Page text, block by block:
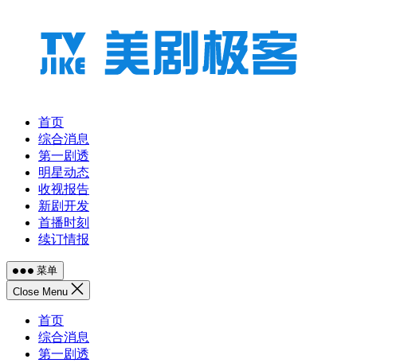
首页
综合消息
第一剧透
明星动态
收视报告
新剧开发
首播时刻
续订情报
菜单
Close Menu
首页
综合消息
第一剧透